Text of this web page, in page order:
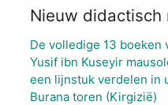
Nieuw didactisch
De volledige 13 boeken
Yusif ibn Kuseyir
een lijnstuk verdelen in
Burana toren (Kirgizië)